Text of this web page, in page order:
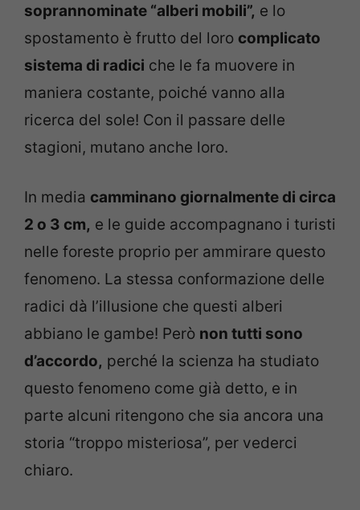
soprannominate “alberi mobili”, e lo
spostamento è frutto del loro complicato
sistema di radici che le fa muovere in
maniera costante, poiché vanno alla
ricerca del sole! Con il passare delle
stagioni, mutano anche loro.
In media camminano giornalmente di circa
2 o 3 cm, e le guide accompagnano i turisti
nelle foreste proprio per ammirare questo
fenomeno. La stessa conformazione delle
radici dà l’illusione che questi alberi
abbiano le gambe! Però non tutti sono
d’accordo, perché la scienza ha studiato
questo fenomeno come già detto, e in
parte alcuni ritengono che sia ancora una
storia “troppo misteriosa”, per vederci
chiaro.